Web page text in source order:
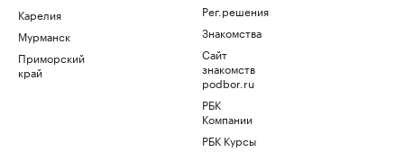
Карелия
Мурманск
Приморский
край
Рег.решения
Знакомства
Сайт
знакомств
podbor.ru
РБК
Компании
РБК Курсы